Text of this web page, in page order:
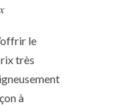
le
très
à